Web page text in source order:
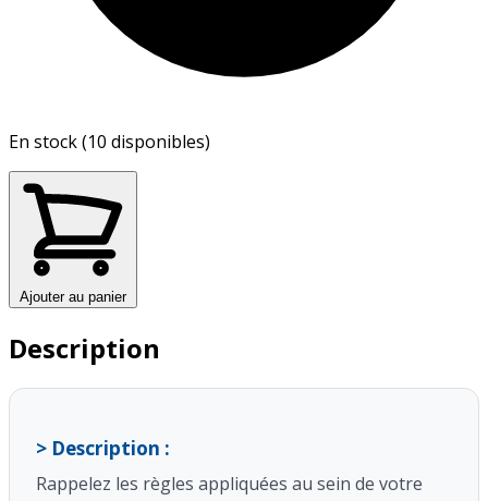
En stock (10 disponibles)
Ajouter au panier
Description
> Description :
Rappelez les règles appliquées au sein de votre